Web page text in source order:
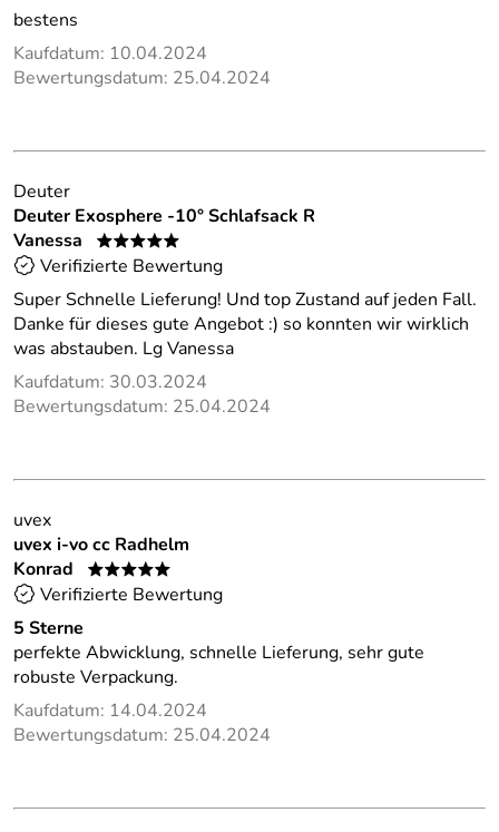
bestens
Kaufdatum: 10.04.2024
Bewertungsdatum: 25.04.2024
Deuter
Deuter Exosphere -10° Schlafsack R
Vanessa
*****
Verifizierte Bewertung
Super Schnelle Lieferung! Und top Zustand auf jeden Fall.
Danke für dieses gute Angebot :) so konnten wir wirklich
was abstauben. Lg Vanessa
Kaufdatum: 30.03.2024
Bewertungsdatum: 25.04.2024
uvex
uvex i-vo cc Radhelm
Konrad
*****
Verifizierte Bewertung
5 Sterne
perfekte Abwicklung, schnelle Lieferung, sehr gute
robuste Verpackung.
Kaufdatum: 14.04.2024
Bewertungsdatum: 25.04.2024